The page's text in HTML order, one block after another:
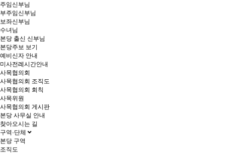
주임신부님
부주임신부님
보좌신부님
수녀님
본당 출신 신부님
본당주보 보기
예비신자 안내
미사전례시간안내
사목협의회
사목협의회 조직도
사목협의회 회칙
사목위원
사목협의회 게시판
본당 사무실 안내
찾아오시는 길
구역·단체
본당 구역
조직도